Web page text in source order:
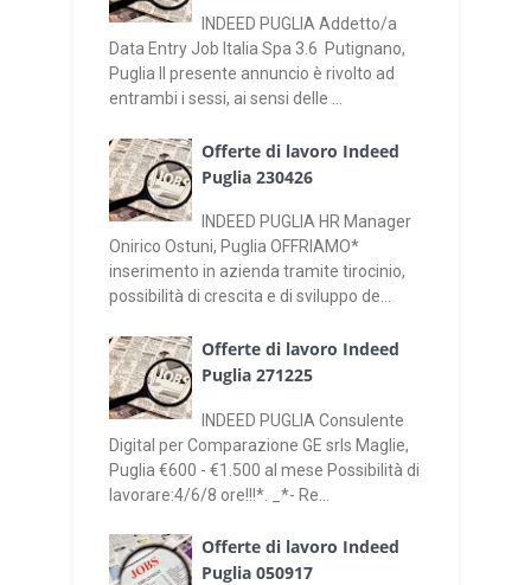
INDEED PUGLIA Addetto/a
Data Entry Job Italia Spa 3.6 Putignano,
Puglia Il presente annuncio è rivolto ad
entrambi i sessi, ai sensi delle ...
Offerte di lavoro Indeed
Puglia 230426
INDEED PUGLIA HR Manager
Onirico Ostuni, Puglia OFFRIAMO*
inserimento in azienda tramite tirocinio,
possibilità di crescita e di sviluppo de...
Offerte di lavoro Indeed
Puglia 271225
INDEED PUGLIA Consulente
Digital per Comparazione GE srls Maglie,
Puglia €600 - €1.500 al mese Possibilità di
lavorare:4/6/8 ore!!!*. _*- Re...
Offerte di lavoro Indeed
Puglia 050917